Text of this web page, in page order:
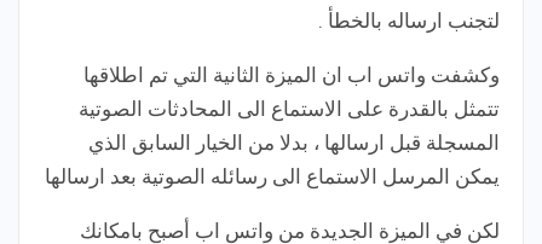
لتجنب ارساله بالخطأ .
وكشفت واتس اب ان الميزة الثانية التي تم اطلاقها
تتمثل بالقدرة على الاستماع الى المحادثات الصوتية
المسجلة قبل ارسالها ، بدلا من الخيار السابق الذي
يمكن المرسل الاستماع الى رسائله الصوتية بعد ارسالها
لكن في الميزة الجديدة من واتس اب أصبح بامكانك